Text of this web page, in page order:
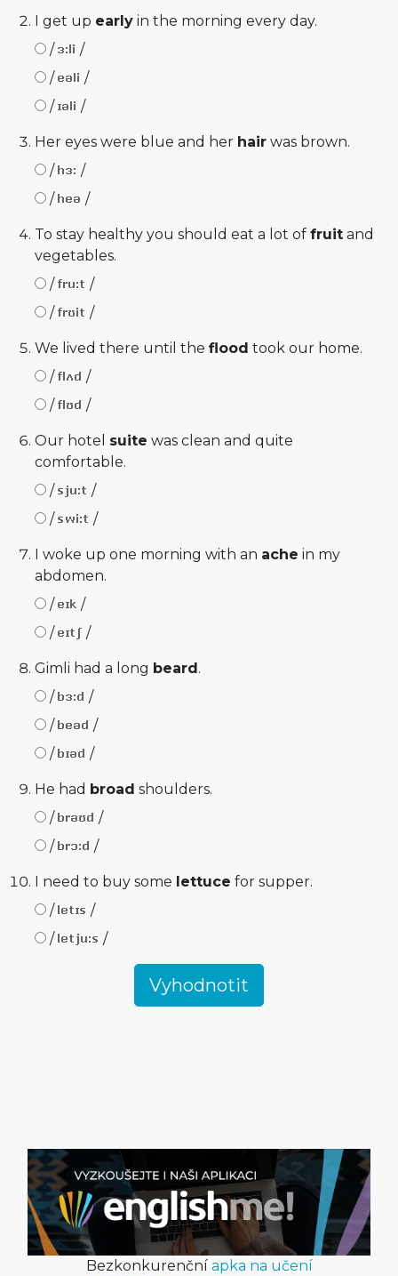
I get up early in the morning every day.
/
/
/
/
/
/
Her eyes were blue and her hair was brown.
/
/
/
/
To stay healthy you should eat a lot of fruit and
vegetables.
/
/
/
/
We lived there until the flood took our home.
/
/
/
/
Our hotel suite was clean and quite
comfortable.
/
/
/
/
I woke up one morning with an ache in my
abdomen.
/
/
/
/
Gimli had a long beard.
/
/
/
/
/
/
He had broad shoulders.
/
/
/
/
I need to buy some lettuce for supper.
/
/
/
/
Bezkonkurenční apka na učení